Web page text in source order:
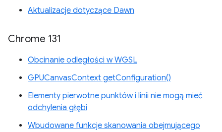
Aktualizacje dotyczące Dawn
Chrome 131
Obcinanie odległości w WGSL
GPUCanvasContext getConfiguration()
Elementy pierwotne punktów i linii nie mogą mieć
odchylenia głębi
Wbudowane funkcje skanowania obejmującego